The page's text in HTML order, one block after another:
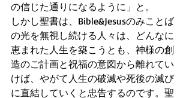
の信じた通りになるように」と。
しかし聖書は、Bible&Jesusのみことば
の光を無視し続ける人々は、どんなに
恵まれた人生を築こうとも、神様の創
造のご計画と祝福の意図から離れてい
けば、やがて人生の破滅や死後の滅び
に直結していくと忠告するのです。聖